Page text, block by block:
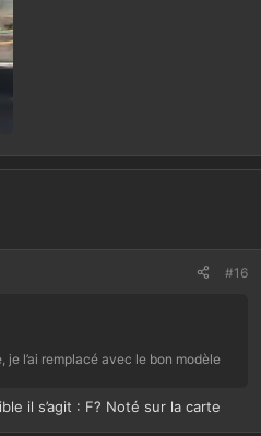
#16
je l’ai remplacé avec le bon modèle
il s’agit : F? Noté sur la carte